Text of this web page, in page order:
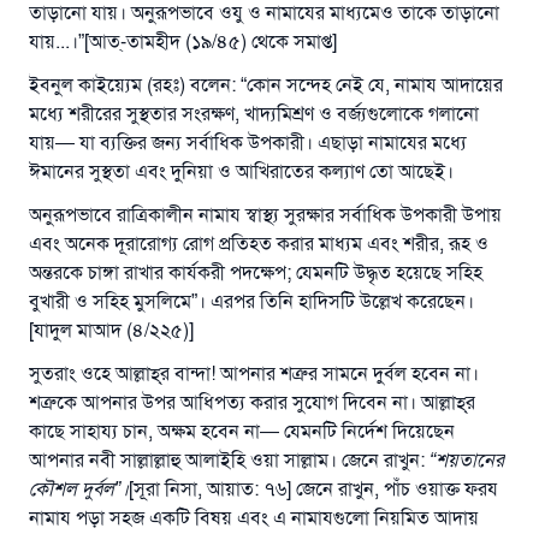
তাড়ানো যায়। অনুরূপভাবে ওযু ও নামাযের মাধ্যমেও তাকে তাড়ানো
যায়...।”[আত্‌-তামহীদ (১৯/৪৫) থেকে সমাপ্ত]
ইবনুল কাইয়্যেম (রহঃ) বলেন: “কোন সন্দেহ নেই যে, নামায আদায়ের
মধ্যে শরীরের সুস্থতার সংরক্ষণ, খাদ্যমিশ্রণ ও বর্জ্যগুলোকে গলানো
যায়— যা ব্যক্তির জন্য সর্বাধিক উপকারী। এছাড়া নামাযের মধ্যে
ঈমানের সুস্থতা এবং দুনিয়া ও আখিরাতের কল্যাণ তো আছেই।
অনুরূপভাবে রাত্রিকালীন নামায স্বাস্থ্য সুরক্ষার সর্বাধিক উপকারী উপায়
এবং অনেক দূরারোগ্য রোগ প্রতিহত করার মাধ্যম এবং শরীর, রূহ ও
অন্তরকে চাঙ্গা রাখার কার্যকরী পদক্ষেপ; যেমনটি উদ্ধৃত হয়েছে সহিহ
বুখারী ও সহিহ মুসলিমে”। এরপর তিনি হাদিসটি উল্লেখ করেছেন।
[যাদুল মাআদ (৪/২২৫)]
সুতরাং ওহে আল্লাহ্‌র বান্দা! আপনার শত্রুর সামনে দুর্বল হবেন না।
শত্রুকে আপনার উপর আধিপত্য করার সুযোগ দিবেন না। আল্লাহ্‌র
কাছে সাহায্য চান, অক্ষম হবেন না— যেমনটি নির্দেশ দিয়েছেন
আপনার নবী সাল্লাল্লাহু আলাইহি ওয়া সাল্লাম। জেনে রাখুন: “শয়তানের
কৌশল দুর্বল”।[সূরা নিসা, আয়াত: ৭৬] জেনে রাখুন, পাঁচ ওয়াক্ত ফরয
নামায পড়া সহজ একটি বিষয় এবং এ নামাযগুলো নিয়মিত আদায়